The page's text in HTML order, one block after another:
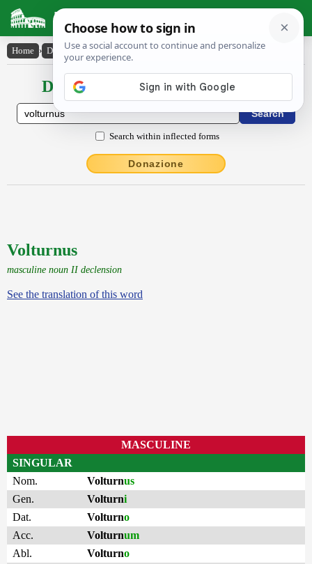
Latin Dictionary
Home › Declensions / Conjugations › Volturnus
Declensions / Conjugations latin
Search within inflected forms
Donazione
Volturnus
masculine noun II declension
See the translation of this word
MASCULINE
SINGULAR
Nom.
Volturnus
Gen.
Volturni
Dat.
Volturno
Acc.
Volturnum
Abl.
Volturno